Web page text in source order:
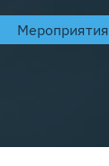
Мероприятия